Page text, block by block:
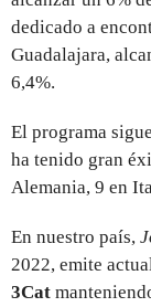
dedicado a
Guadalajara,
6,4%.
El programa
ha tenido gran
Alemania, 9 en
En nuestro país,
2022, emite
3Cat